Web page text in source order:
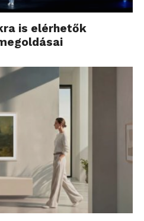
is elérhetők